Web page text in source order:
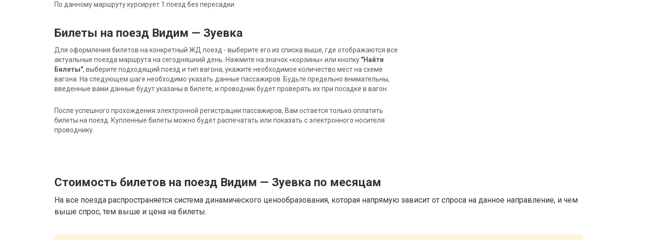
По данному маршруту курсирует 1 поезд без пересадки.
Билеты на поезд Видим — Зуевка
Для оформления билетов на конкретный ЖД поезд - выберите его из списка выше, где отображаются все
актуальные поезда маршрута на сегодняшний день. Нажмите на значок «корзины» или кнопку "Найти
Билеты", выберите подходящий поезд и тип вагона, укажите необходимое количество мест на схеме
вагона. На следующем шаге необходимо указать данные пассажиров. Будьте предельно внимательны,
введенные вами данные будут указаны в билете, и проводник будет проверять их при посадке в вагон.
После успешного прохождения электронной регистрации пассажиров, Вам остается только оплатить
билеты на поезд. Купленные билеты можно будет распечатать или показать с электронного носителя
проводнику.
Стоимость билетов на поезд Видим — Зуевка по месяцам
На все поезда распространяется система динамического ценообразования, которая напрямую зависит от спроса на данное направление, и чем
выше спрос, тем выше и цена на билеты.